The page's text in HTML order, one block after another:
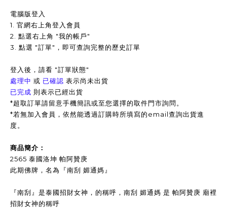
電腦版登入
1. 官網右上角登入會員
2. 點選右上角 "我的帳戶"
3. 點選 "訂單"，即可查詢完整的歷史訂單
登入後，請看 "訂單狀態"
處理中 或 已確認 表示尚未出貨
已完成 則表示已經出貨
*超取訂單請留意手機簡訊或至您選擇的取件門市詢問。
*若無加入會員，依然能透過訂購時所填寫的email查詢出貨進
度。
商品簡介：
2565 泰國洛坤 帕阿贊庚
此期佛牌，名為『南刮 媚通媽』
『南刮』是泰國招財女神，的稱呼，南刮 媚通媽 是 帕阿贊庚 廟裡
招財女神的稱呼